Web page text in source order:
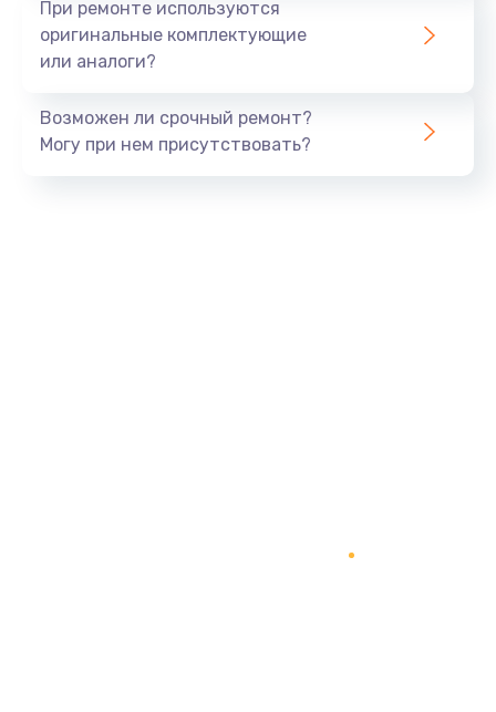
При ремонте используются
оригинальные комплектующие
или аналоги?
Возможен ли срочный ремонт?
Могу при нем присутствовать?